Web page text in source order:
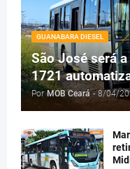
GUANABARA DIESEL
São José será
1721
Por MOB Ceará - 8/04/